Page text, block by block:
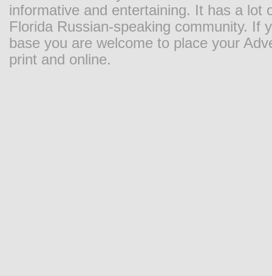
informative and entertaining. It has a
Florida Russian-speaking community. If
base you are welcome to place your
print and online.